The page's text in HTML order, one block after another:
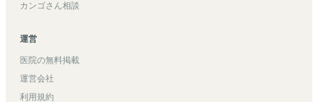
カンゴさん相談
運営
医院の無料掲載
運営会社
利用規約